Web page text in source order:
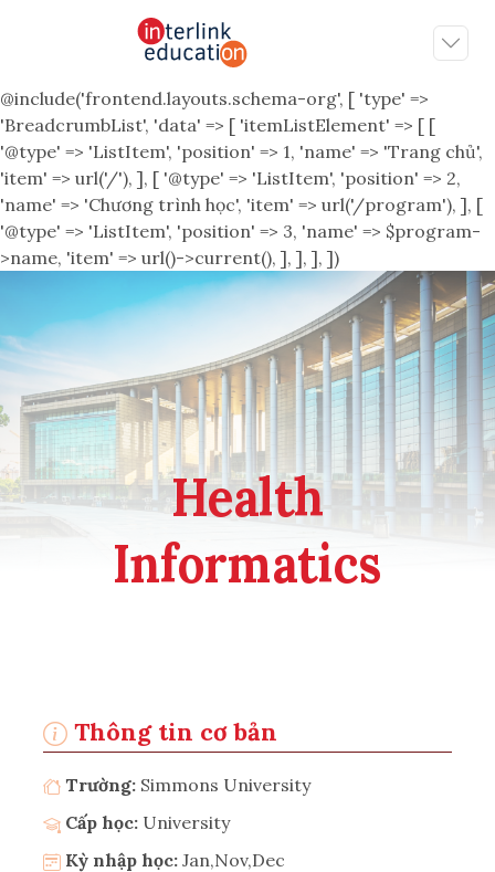
@include('frontend.layouts.schema-org', [ 'type' =>
'BreadcrumbList', 'data' => [ 'itemListElement' => [ [
'@type' => 'ListItem', 'position' => 1, 'name' => 'Trang chủ',
'item' => url('/'), ], [ '@type' => 'ListItem', 'position' => 2,
'name' => 'Chương trình học', 'item' => url('/program'), ], [
'@type' => 'ListItem', 'position' => 3, 'name' => $program-
>name, 'item' => url()->current(), ], ], ], ])
Health
Informatics
Thông tin cơ bản
Trường: Simmons University
Cấp học: University
Kỳ nhập học: Jan,Nov,Dec